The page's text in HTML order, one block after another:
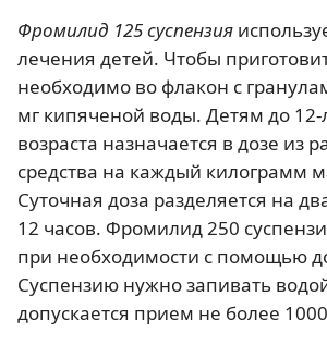
Фромилид 125 суспензия
лечения детей. Чтобы
необходимо во флакон с
мг кипяченой воды. Детям до 12-
возраста назначается в дозе из
средства на каждый килограмм
Суточная доза разделяется на
12 часов. Фромилид 250
при необходимости с помощью
Суспензию нужно запивать
допускается прием не более